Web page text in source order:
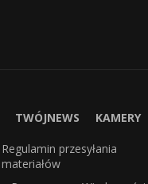
TWÓJNEWS KAMERY
Regulamin przesyłania
materiałów